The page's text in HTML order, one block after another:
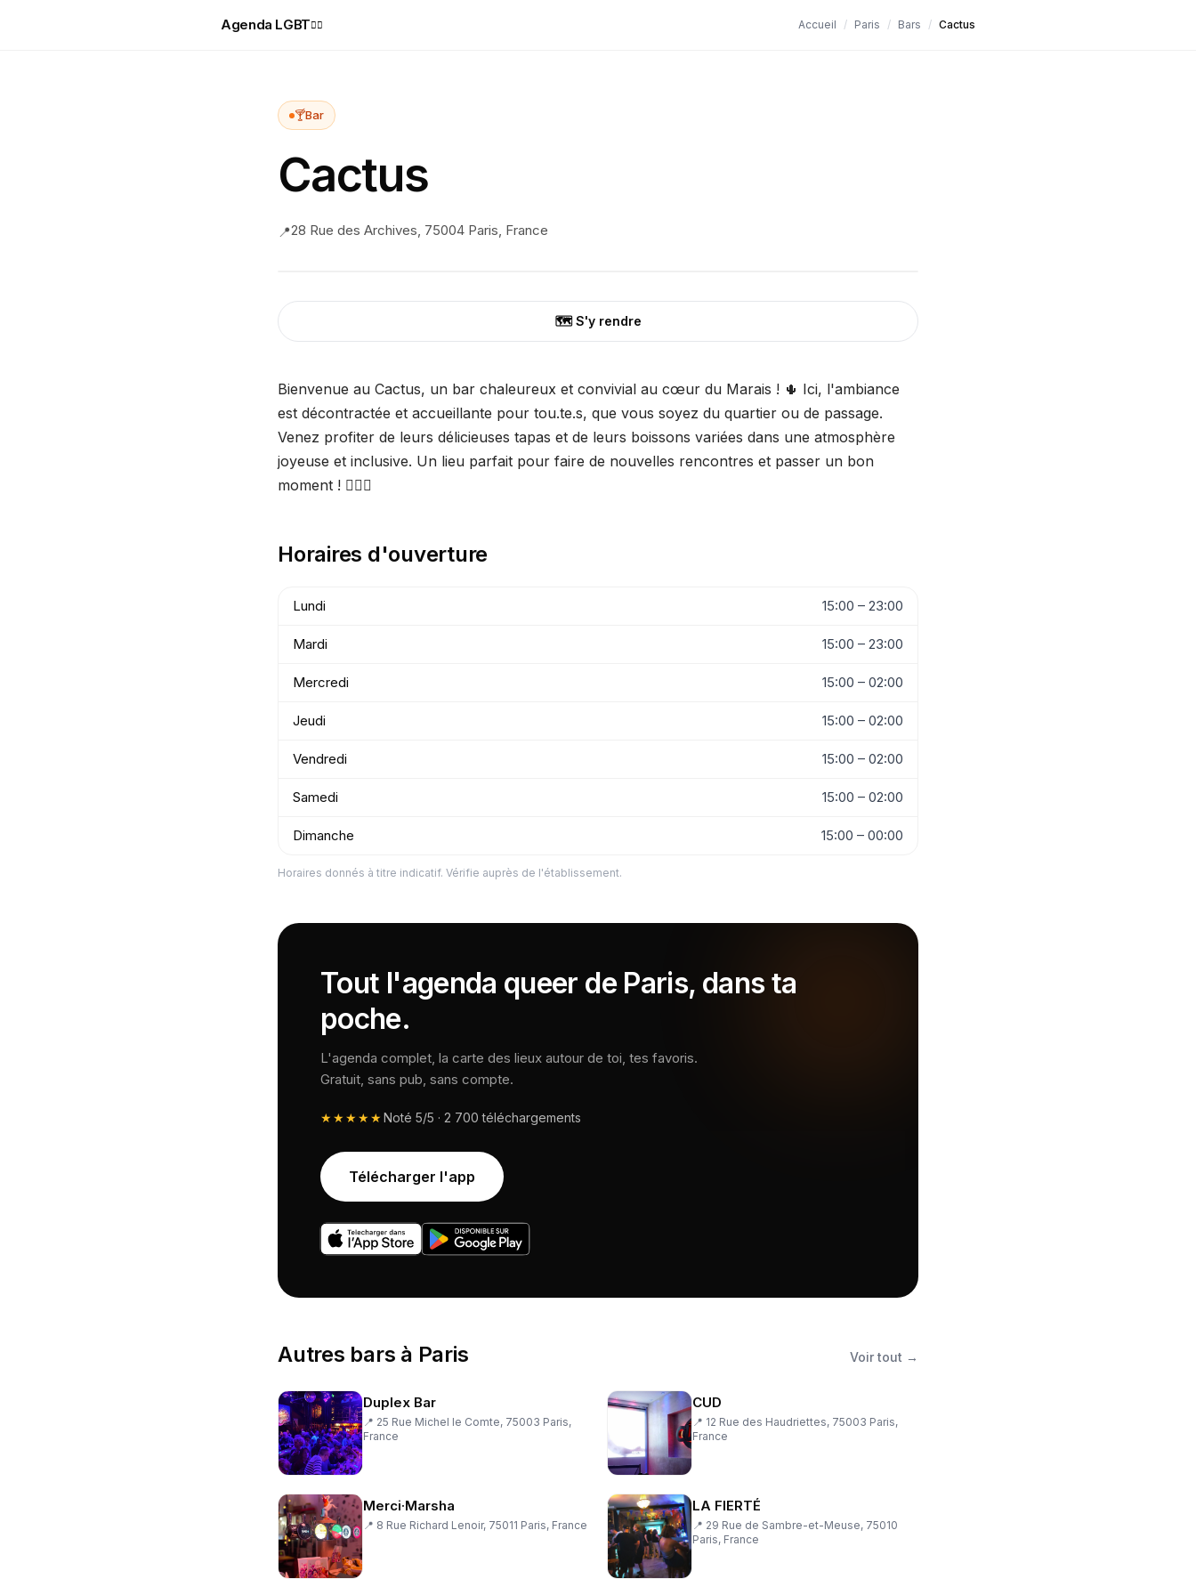
Agenda LGBT🏳️‍🌈 Accueil / Paris / Bars / Cactus
🍸Bar
Cactus
📍28 Rue des Archives, 75004 Paris, France
🗺️ S'y rendre
Bienvenue au Cactus, un bar chaleureux et convivial au cœur du Marais ! 🌵 Ici, l'ambiance
est décontractée et accueillante pour tou.te.s, que vous soyez du quartier ou de passage.
Venez profiter de leurs délicieuses tapas et de leurs boissons variées dans une atmosphère
joyeuse et inclusive. Un lieu parfait pour faire de nouvelles rencontres et passer un bon
moment ! 🏳️‍🌈🥂
Horaires d'ouverture
Lundi 15:00 – 23:00
Mardi 15:00 – 23:00
Mercredi 15:00 – 02:00
Jeudi 15:00 – 02:00
Vendredi 15:00 – 02:00
Samedi 15:00 – 02:00
Dimanche 15:00 – 00:00
Horaires donnés à titre indicatif. Vérifie auprès de l'établissement.
Tout l'agenda queer de Paris, dans ta
poche.
L'agenda complet, la carte des lieux autour de toi, tes favoris.
Gratuit, sans pub, sans compte.
★★★★★Noté 5/5 · 2 700 téléchargements
Télécharger l'app
Autres bars à Paris Voir tout →
Duplex Bar
📍 25 Rue Michel le Comte, 75003 Paris,
France
CUD
📍 12 Rue des Haudriettes, 75003 Paris,
France
Merci·Marsha
📍 8 Rue Richard Lenoir, 75011 Paris, France
LA FIERTÉ
📍 29 Rue de Sambre-et-Meuse, 75010
Paris, France